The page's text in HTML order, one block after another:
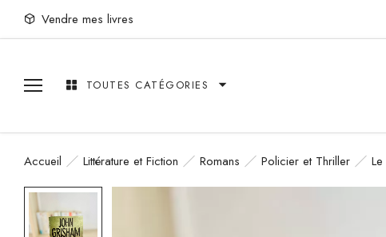
Vendre mes livres
TOUTES CATÉGORIES
Accueil Littérature et Fiction Romans Policier et Thriller